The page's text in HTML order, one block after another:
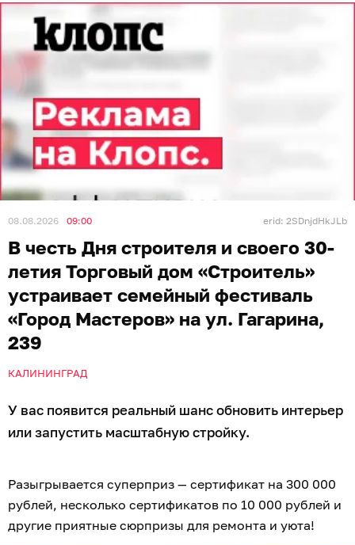
08.08.2026 09:00 erid: 2SDnjdHkJLb
В честь Дня строителя и своего 30-
летия Торговый дом «Строитель»
устраивает семейный фестиваль
«Город Мастеров» на ул. Гагарина,
239
КАЛИНИНГРАД
У вас появится реальный шанс обновить интерьер
или запустить масштабную стройку.
Разыгрывается суперприз — сертификат на 300 000
рублей, несколько сертификатов по 10 000 рублей и
другие приятные сюрпризы для ремонта и уюта!